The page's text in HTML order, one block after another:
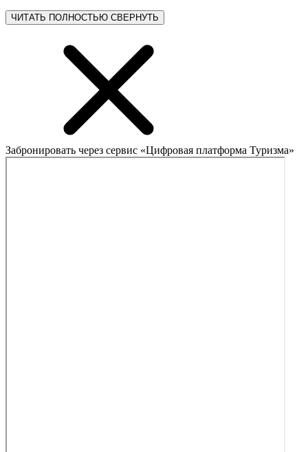
ЧИТАТЬ ПОЛНОСТЬЮ СВЕРНУТЬ
Забронировать через сервис «Цифровая платформа Туризма»